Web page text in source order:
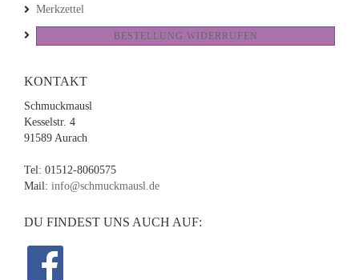
Merkzettel
BESTELLUNG WIDERRUFEN
KONTAKT
Schmuckmausl
Kesselstr. 4
91589 Aurach
Tel: 01512-8060575
Mail: info@schmuckmausl.de
DU FINDEST UNS AUCH AUF: